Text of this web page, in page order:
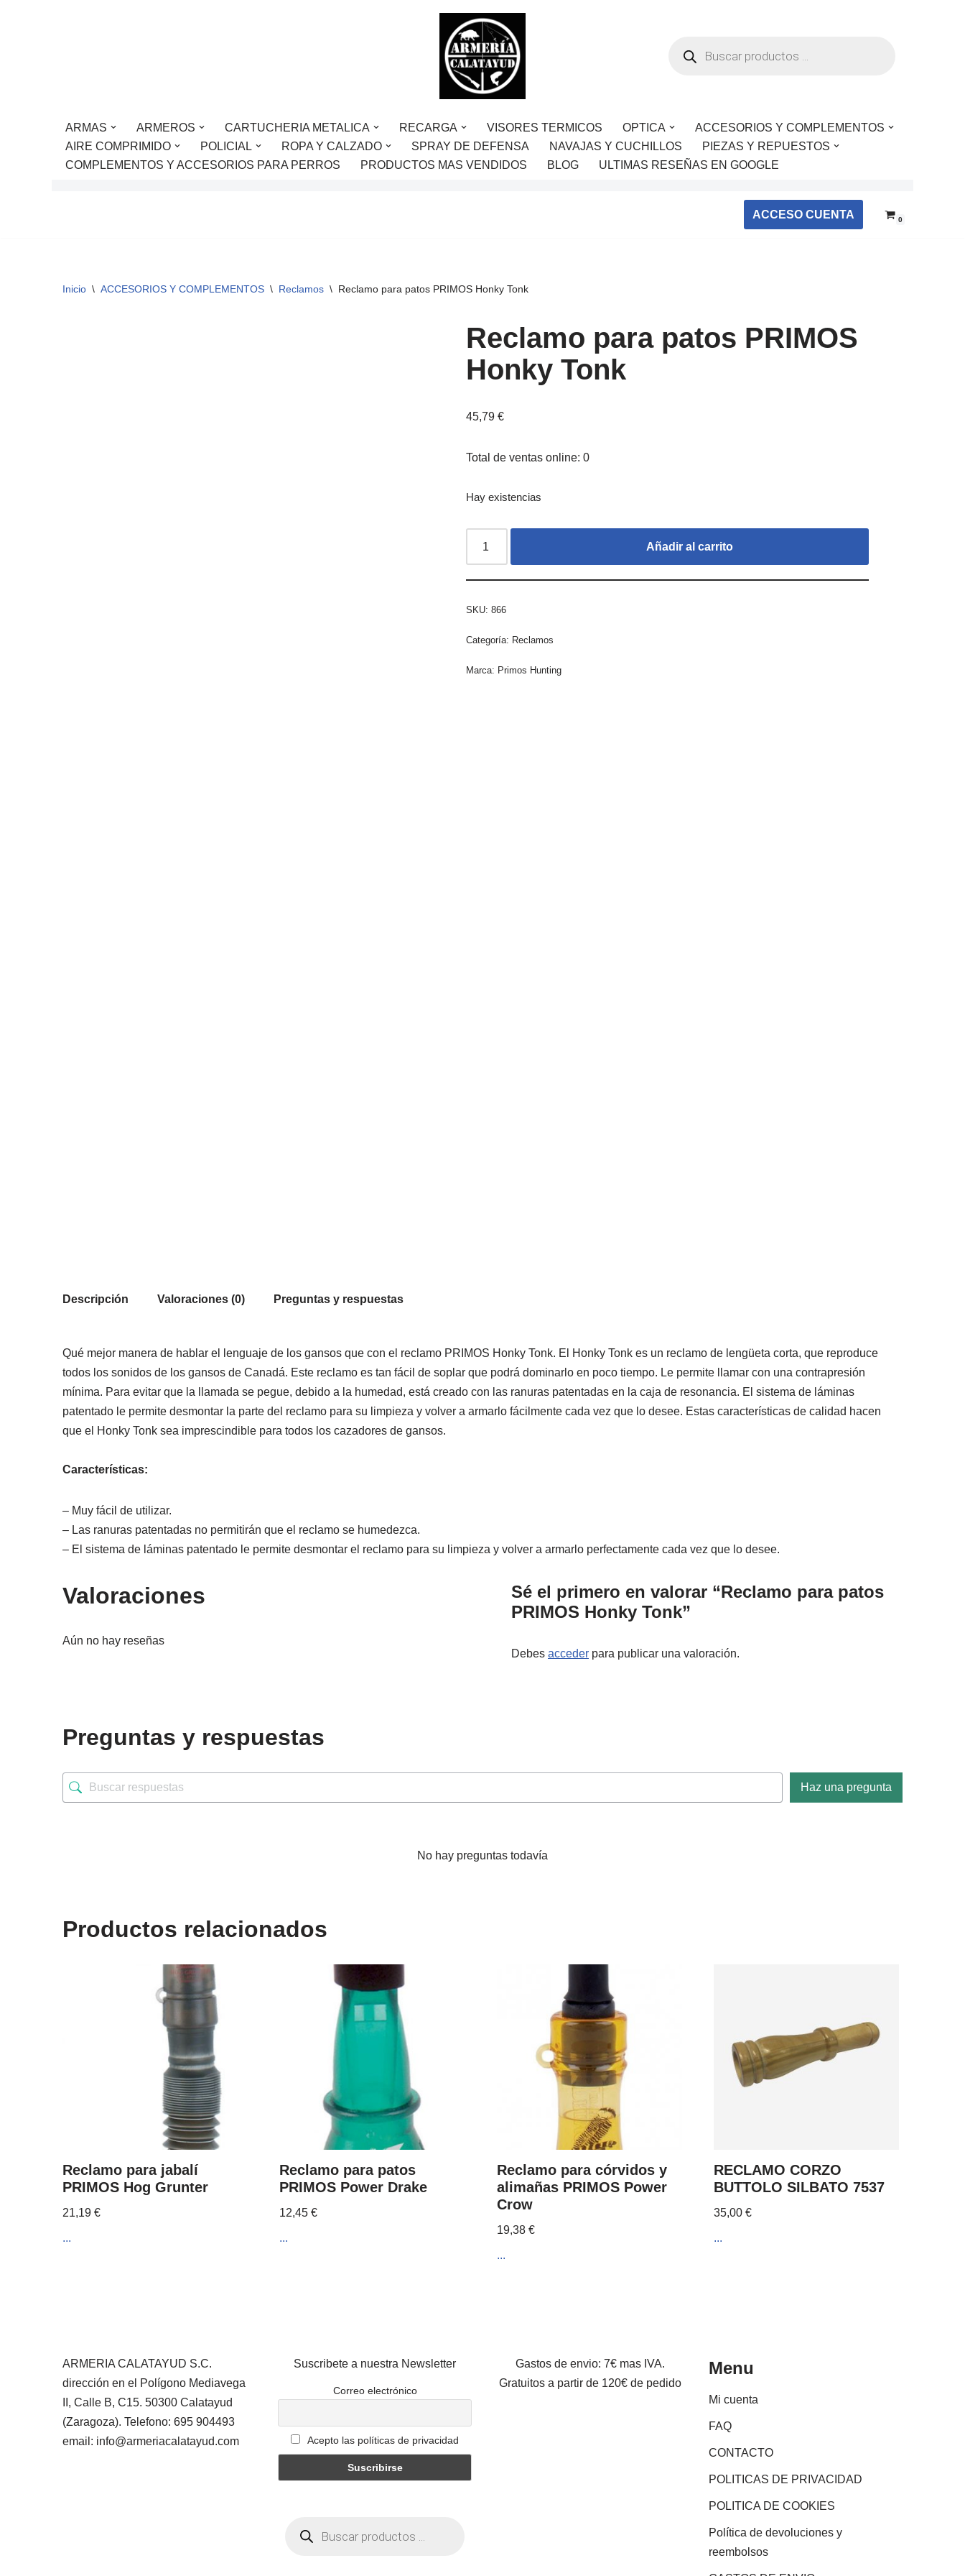
ARMAS ARMEROS CARTUCHERIA METALICA RECARGA VISORES TERMICOS OPTICA
ACCESORIOS Y COMPLEMENTOS
AIRE COMPRIMIDO
POLICIAL ROPA Y CALZADO SPRAY DE DEFENSA NAVAJAS Y CUCHILLOS
PIEZAS Y REPUESTOS
COMPLEMENTOS Y ACCESORIOS PARA PERROS
PRODUCTOS MAS VENDIDOS BLOG ULTIMAS RESEÑAS EN GOOGLE
ACCESO CUENTA 0
Inicio \ ACCESORIOS Y COMPLEMENTOS \ Reclamos \ Reclamo para patos PRIMOS Honky Tonk
Reclamo para patos PRIMOS
Honky Tonk
45,79 €
Total de ventas online: 0
Hay existencias
Añadir al carrito
SKU: 866
Categoría: Reclamos
Marca: Primos Hunting
Descripción Valoraciones (0) Preguntas y respuestas
Qué mejor manera de hablar el lenguaje de los gansos que con el reclamo PRIMOS Honky Tonk. El Honky Tonk es un reclamo de lengüeta corta, que reproduce
todos los sonidos de los gansos de Canadá. Este reclamo es tan fácil de soplar que podrá dominarlo en poco tiempo. Le permite llamar con una contrapresión
mínima. Para evitar que la llamada se pegue, debido a la humedad, está creado con las ranuras patentadas en la caja de resonancia. El sistema de láminas
patentado le permite desmontar la parte del reclamo para su limpieza y volver a armarlo fácilmente cada vez que lo desee. Estas características de calidad hacen
que el Honky Tonk sea imprescindible para todos los cazadores de gansos.
Características:
– Muy fácil de utilizar.
– Las ranuras patentadas no permitirán que el reclamo se humedezca.
– El sistema de láminas patentado le permite desmontar el reclamo para su limpieza y volver a armarlo perfectamente cada vez que lo desee.
Valoraciones
Aún no hay reseñas
Sé el primero en valorar “Reclamo para patos
PRIMOS Honky Tonk”
Debes acceder para publicar una valoración.
Preguntas y respuestas
Haz una pregunta
No hay preguntas todavía
Productos relacionados
Reclamo para jabalí
PRIMOS Hog Grunter
21,19 €
...
Reclamo para patos
PRIMOS Power Drake
12,45€
...
Reclamo para córvidos y
alimañas PRIMOS Power
Crow
19,38 €
...
RECLAMO CORZO
BUTTOLO SILBATO 7537
35,00€
...
ARMERIA CALATAYUD S.C.
dirección en el Polígono Mediavega
II, Calle B, C15. 50300 Calatayud
(Zaragoza). Telefono: 695 904493
email: info@armeriacalatayud.com
Suscribete a nuestra Newsletter
Correo electrónico
Acepto las políticas de privacidad
Gastos de envio: 7€ mas IVA.
Gratuitos a partir de 120€ de pedido
Menu
Mi cuenta
FAQ
CONTACTO
POLITICAS DE PRIVACIDAD
POLITICA DE COOKIES
Política de devoluciones y
reembolsos